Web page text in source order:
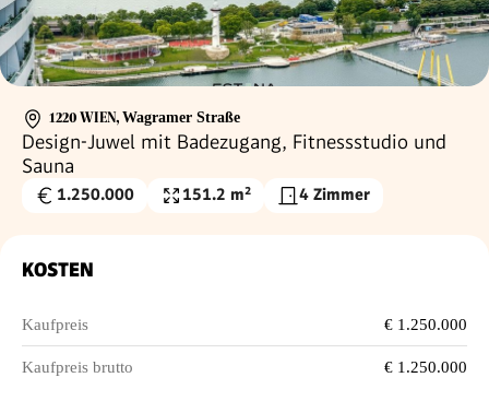
1220 WIEN, Wagramer Straße
Design-Juwel mit Badezugang, Fitnessstudio und
Sauna
Kaufpreis
1.250.000
Wohnfläche
151.2 m² 4 Zimmer
KOSTEN
Kaufpreis € 1.250.000
Kaufpreis brutto € 1.250.000